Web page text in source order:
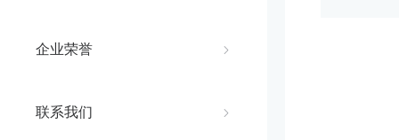
企业荣誉
联系我们